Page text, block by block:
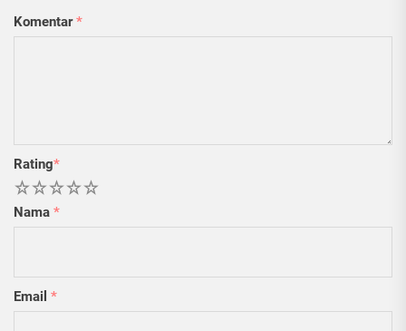
Komentar*
Rating*
5
4
3
2
Nama *
Email *